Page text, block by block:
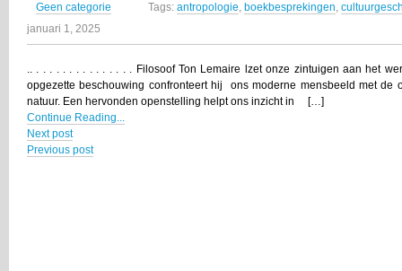
Geen categorie Tags: antropologie, boekbesprekingen,
januari 1, 2025
.. . . . . . . . . . . . . . . . Filosoof Ton Lemaire lzet onze zintuigen aan het
opgezette beschouwing confronteert hij ons moderne mensbeeld met de
natuur. Een hervonden openstelling helpt ons inzicht in […]
Continue Reading...
Next post
Previous post